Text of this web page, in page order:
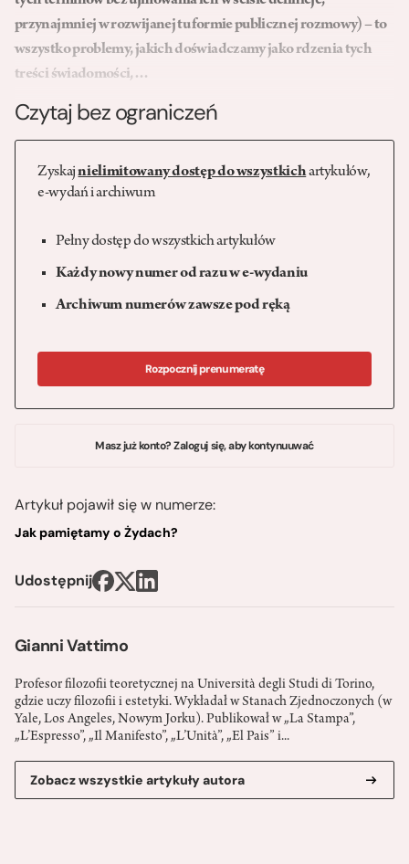
Gianni Vattimo
Profesor filozofii teoretycznej na Università degli Studi di Torino,
gdzie uczy filozofii i estetyki. Wykładał w Stanach Zjednoczonych (w
Yale, Los Angeles, Nowym Jorku). Publikował w „La Stampa”,
„L’Espresso”, „Il Manifesto”, „L’Unità”, „El Pais” i...
Zobacz wszystkie artykuły autora
przynajmniej w rozwijanej tu formie publicznej rozmowy) – to
wszystko problemy, jakich doświadczamy jako rdzenia tych
treści świadomości,…
Czytaj bez ograniczeń
Zyskajnielimitowany dostęp do wszystkichartykułów,
e-wydań i archiwum
Pełny dostęp do wszystkich artykułów
Każdy nowy numer od razu w e-wydaniu
Archiwum numerów zawsze pod ręką
Rozpocznij prenumeratę
Masz już konto? Zaloguj się, aby kontynuuwać
Artykuł pojawił się w numerze:
Jak pamiętamy o Żydach?
Udostępnij